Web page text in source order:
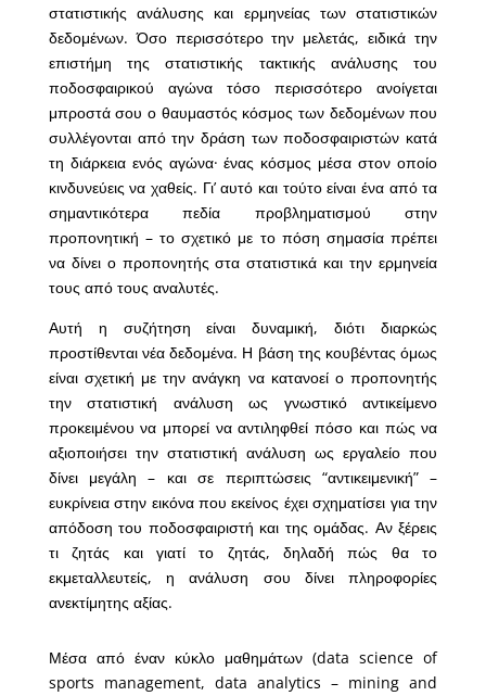
στατιστικής ανάλυσης και ερμηνείας των στατιστικών
δεδομένων. Όσο περισσότερο την μελετάς, ειδικά την
επιστήμη της στατιστικής τακτικής ανάλυσης του
ποδοσφαιρικού αγώνα τόσο περισσότερο ανοίγεται
μπροστά σου ο θαυμαστός κόσμος των δεδομένων που
συλλέγονται από την δράση των ποδοσφαιριστών κατά
τη διάρκεια ενός αγώνα· ένας κόσμος μέσα στον οποίο
κινδυνεύεις να χαθείς. Γι’ αυτό και τούτο είναι ένα από τα
σημαντικότερα πεδία προβληματισμού στην
προπονητική – το σχετικό με το πόση σημασία πρέπει
να δίνει ο προπονητής στα στατιστικά και την ερμηνεία
τους από τους αναλυτές.
Αυτή η συζήτηση είναι δυναμική, διότι διαρκώς
προστίθενται νέα δεδομένα. Η βάση της κουβέντας όμως
είναι σχετική με την ανάγκη να κατανοεί ο προπονητής
την στατιστική ανάλυση ως γνωστικό αντικείμενο
προκειμένου να μπορεί να αντιληφθεί πόσο και πώς να
αξιοποιήσει την στατιστική ανάλυση ως εργαλείο που
δίνει μεγάλη – και σε περιπτώσεις “αντικειμενική” –
ευκρίνεια στην εικόνα που εκείνος έχει σχηματίσει για την
απόδοση του ποδοσφαιριστή και της ομάδας. Αν ξέρεις
τι ζητάς και γιατί το ζητάς, δηλαδή πώς θα το
εκμεταλλευτείς, η ανάλυση σου δίνει πληροφορίες
ανεκτίμητης αξίας.
Μέσα από έναν κύκλο μαθημάτων (data science of
sports management, data analytics – mining and